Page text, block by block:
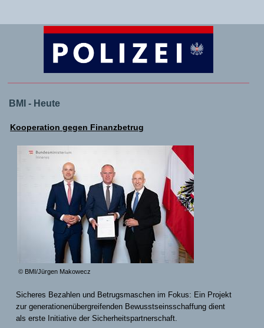
BMI - Heute
Kooperation gegen Finanzbetrug
© BMI/Jürgen Makowecz
Sicheres Bezahlen und Betrugsmaschen im Fokus: Ein Projekt
zur generationenübergreifenden Bewusstseinsschaffung dient
als erste Initiative der Sicherheitspartnerschaft.